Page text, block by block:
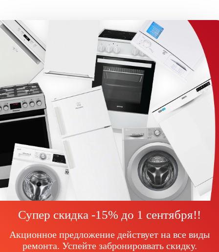
Супер скидка -15% до 1 сентября!!
Акционное предложение действует на все виды
ремонта. Успейте забронироввать скидку.